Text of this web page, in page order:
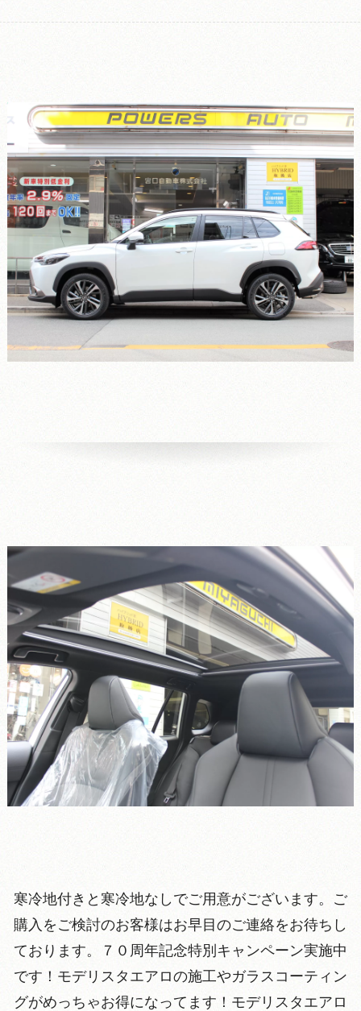
寒冷地付きと寒冷地なしでご用意がございます。ご
購入をご検討のお客様はお早目のご連絡をお待ちし
ております。７０周年記念特別キャンペーン実施中
です！モデリスタエアロの施工やガラスコーティン
グがめっちゃお得になってます！モデリスタエアロ